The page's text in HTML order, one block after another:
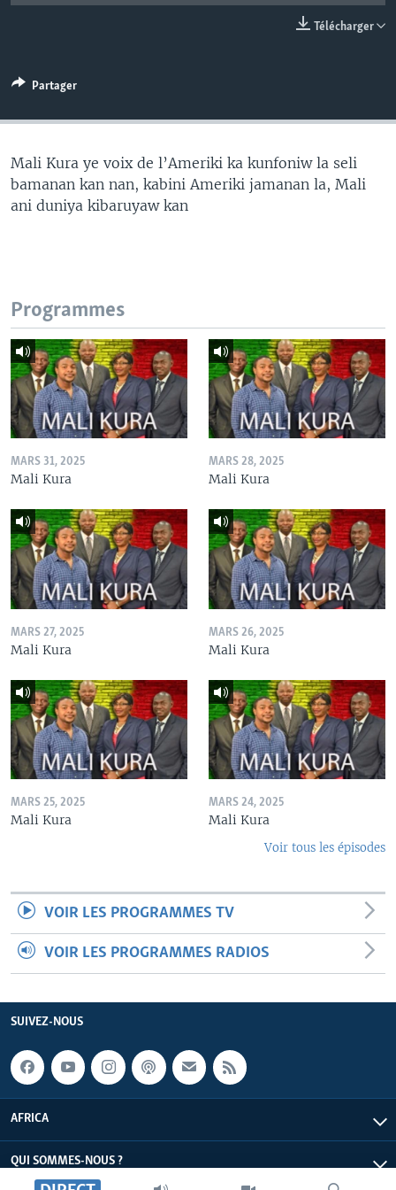
Télécharger
Partager
Mali Kura ye voix de l’Ameriki ka kunfoniw la seli
bamanan kan nan, kabini Ameriki jamanan la, Mali
ani duniya kibaruyaw kan
Programmes
MARS 31, 2025
Mali Kura
MARS 28, 2025
Mali Kura
MARS 27, 2025
Mali Kura
MARS 26, 2025
Mali Kura
MARS 25, 2025
Mali Kura
MARS 24, 2025
Mali Kura
Voir tous les épisodes
VOIR LES PROGRAMMES TV
VOIR LES PROGRAMMES RADIOS
SUIVEZ-NOUS
AFRICA
QUI SOMMES-NOUS ?